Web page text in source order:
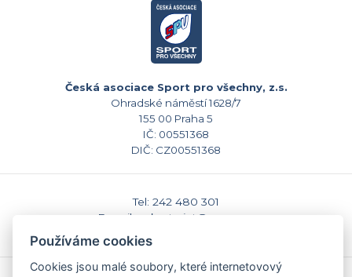
Česká asociace Sport pro všechny, z.s.
Ohradské náměstí 1628/7
155 00 Praha 5
IČ: 00551368
DIČ: CZ00551368
Tel: 242 480 301
E-mail: sekretariat@caspv.cz
www.caspv.cz
Používáme cookies
Cookies jsou malé soubory, které internetovový